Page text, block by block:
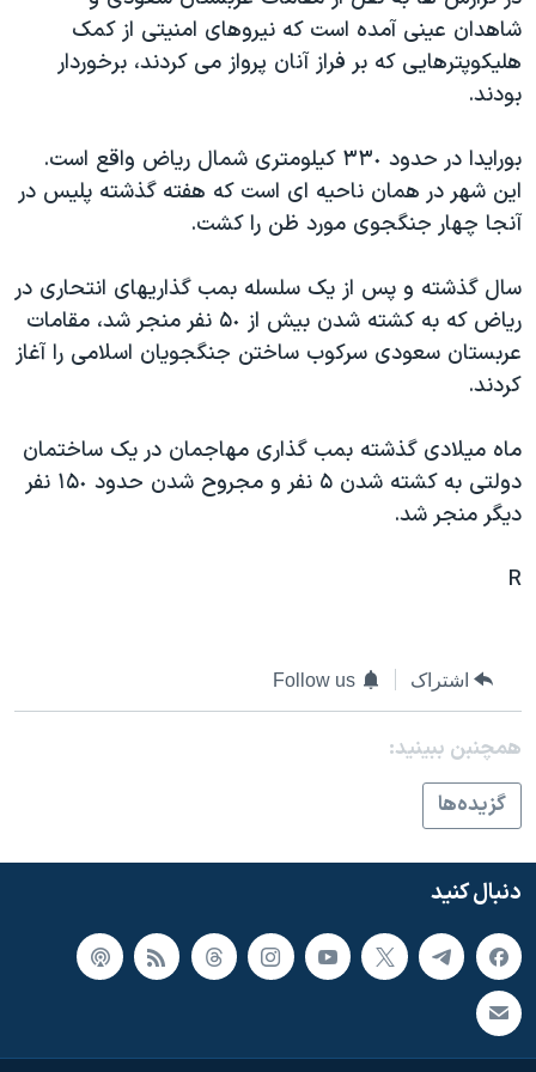
فرهنگ و زندگی
حقوق شهروندی
علم و فناوری
اسرائیل در جنگ
گالری عکس
آرشیو پخش زنده
مستندها
انتخابات ریاست جمهوری آمریکا ۲۰۲۴
رمز مهسا
ورزش زنان در ایران
اعتراضات زن، زندگی، آزادی
مجموعه مستندهای دادخواهی
تریبونال مردمی آبان ۹۸
دادگاه حمید نوری
قانون شفافیت دارائی کادر رهبری ایران
اعتراضات مردمی آبان ۹۸
صفحه‌های ویژه
سفر پرزیدنت ترامپ به چین
دنبال کنید
زبانهای مختلف
شاهدان عينی آمده است که نيروهای امنيتی از کمک
هليکوپترهايی که بر فراز آنان پرواز می کردند، برخوردار
بودند.
بورايدا در حدود ٣٣٠ کيلومتری شمال رياض واقع است.
اين شهر در همان ناحيه ای است که هفته گذشته پليس در
آنجا چهار جنگجوی مورد ظن را کشت.
سال گذشته و پس از يک سلسله بمب گذاريهای انتحاری در
رياض که به کشته شدن بيش از ۵٠ نفر منجر شد، مقامات
عربستان سعودی سرکوب ساختن جنگجويان اسلامی را آغاز
کردند.
ماه ميلادی گذشته بمب گذاری مهاجمان در يک ساختمان
دولتی به کشته شدن ۵ نفر و مجروح شدن حدود ١۵٠ نفر
ديگر منجر شد.
R
اشتراک Follow us
همچنبن ببینید:
گزيده‌ها
دنبال کنید